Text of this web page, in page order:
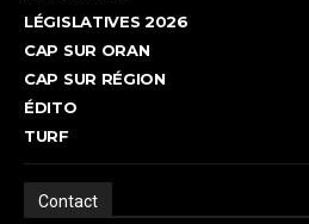
LÉGISLATIVES 2026
CAP SUR ORAN
CAP SUR RÉGION
ÉDITO
TURF
Contact